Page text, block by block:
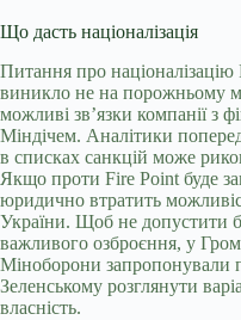
Що дасть націоналізація
Питання про
виникло не на порожньому
можливі зв’язки компанії з
Міндічем. Аналітики
в списках санкцій може
Якщо проти Fire Point буде
юридично втратить
України. Щоб не допустити
важливого озброєння, у
Міноборони запропонували
Зеленському розглянути
власність.